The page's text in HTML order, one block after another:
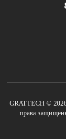
GRATTECH ©
права